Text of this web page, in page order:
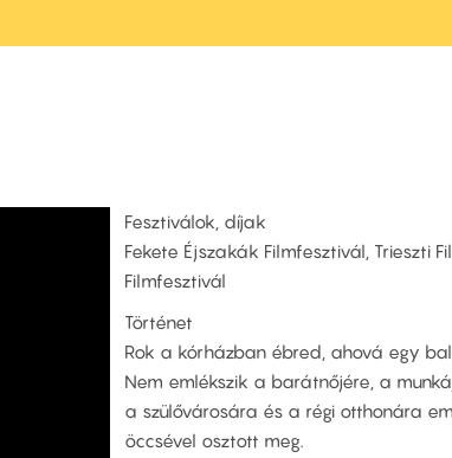
Fesztiválok, díjak
Fekete Éjszakák Filmfesztivál, Trieszti
Filmfesztivál
Történet
Rok a kórházban ébred, ahová egy
Nem emlékszik a barátnőjére, a
a szülővárosára és a régi otthonára
öccsével osztott meg.